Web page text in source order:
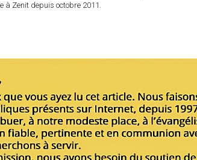
à Zenit depuis octobre 2011.